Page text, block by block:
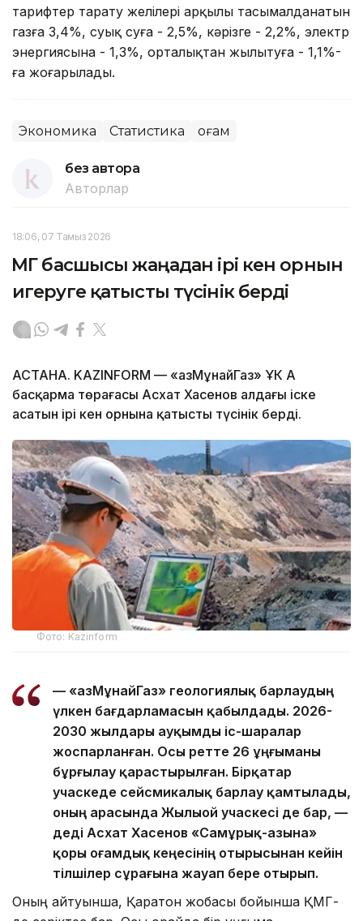
тарифтер тарату желілері арқылы тасымалданатын
газға 3,4%, суық суға - 2,5%, кәрізге - 2,2%, электр
энергиясына - 1,3%, орталықтан жылытуға - 1,1%-
ға жоғарылады.
Экономика Статистика Қоғам
без автора
Авторлар
18:06, 07 Тамыз 2026
ҚМГ басшысы жаңадан ірі кен орнын
игеруге қатысты түсінік берді
АСТАНА. KAZINFORM — «ҚазМұнайГаз» ҰК АҚ
басқарма төрағасы Асхат Хасенов алдағы іске
асатын ірі кен орнына қатысты түсінік берді.
Фото: Kazinform
— «ҚазМұнайГаз» геологиялық барлаудың
үлкен бағдарламасын қабылдады. 2026-
2030 жылдары ауқымды іс-шаралар
жоспарланған. Осы ретте 26 ұңғыманы
бұрғылау қарастырылған. Бірқатар
учаскеде сейсмикалық барлау қамтылады,
оның арасында Жылыой учаскесі де бар, —
деді Асхат Хасенов «Самұрық-Қазына»
қоры Қоғамдық кеңесінің отырысынан кейін
тілшілер сұрағына жауап бере отырып.
Оның айтуынша, Қаратон жобасы бойынша ҚМГ-